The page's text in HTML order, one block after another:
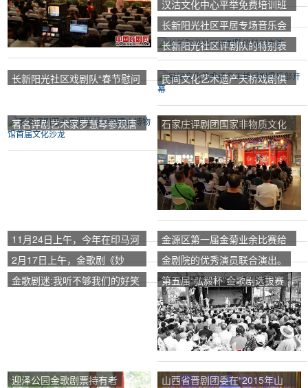
汉沽文化中心平举免费培训班
开幕
长新阳光社区平居专场音乐会
长新阳光社区评剧队的特别表
演
长新阳光社区戏剧队“春节慰问
民间文化艺术遗产天桥戏剧俱
乐部开幕
著名评剧艺术家罗慧琴参观唐
山博物馆首届文化沙龙
石家庄评剧团国家非物质文化
遗产评剧遗产基地引发戏剧浪
潮
11月24日上午，今年在印马河
举行了告别演出。
金源区第一届金菊业余比赛给
了冠军很多粉丝。
2月17日上午，金歌剧《妙
姐》在迪村上演
金剧院的优秀演员联合演出。
金歌剧迷:我听不够我们的好笑
第五届“弘毅杯”金歌剧选拔赛
迎泽公园金歌剧票持有者
山西省晋剧团委在“2015年山